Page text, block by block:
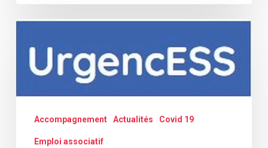
Le
fonds
UrgencESS
Accompagnement Actualités Covid 19
Emploi associatif